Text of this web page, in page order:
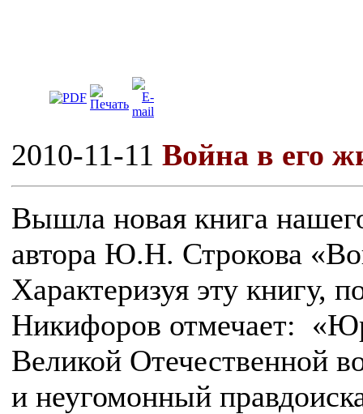
2010-11-11 Война в его
Вышла новая книга
автора Ю.Н. Строкова
Характеризуя эту книгу,
Никифоров отмечает:
Великой Отечественной
и неугомонный